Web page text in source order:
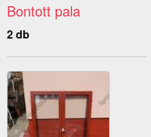
Bontott pala
2 db